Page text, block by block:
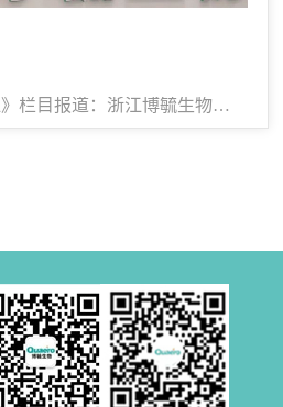
浙江电视台《品牌浙江》栏目报道：浙江博毓生物科技有限公司